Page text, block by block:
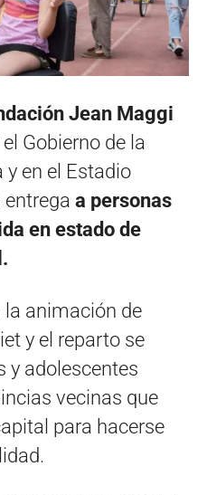
Jean Maggi
Gobierno de la
y en el Estadio
entrega a personas
en estado de
la animación de
y el reparto se
y adolescentes
vecinas que
para hacerse